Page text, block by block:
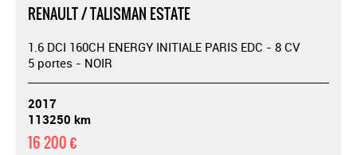
RENAULT / TALISMAN ESTATE
1.6 DCI 160CH ENERGY INITIALE PARIS EDC - 8 CV
5 portes - NOIR
2017
113250 km
16 200 €